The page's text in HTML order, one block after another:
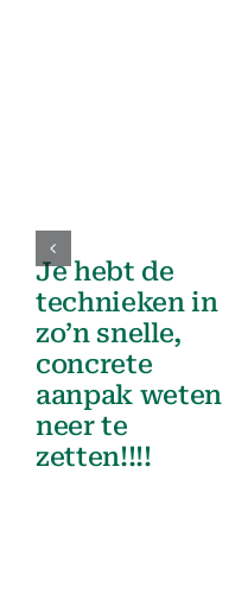
Je hebt de
technieken in
zo’n snelle,
concrete
aanpak weten
neer te
zetten!!!!